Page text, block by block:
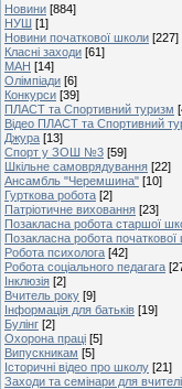
Новини [884]
НУШ [1]
Новини початкової школи [227]
Класні заходи [61]
МАН [14]
Олімпіади [6]
Конкурси [39]
ПЛАСТ та Спортивний туризм
Відео ПЛАСТ та Спортивний
Джура [13]
Спорт у ЗОШ №3 [59]
Шкільне самоврядування [22]
Ансамбль "Черемшина" [10]
Гурткова робота [2]
Патріотичне виховання [23]
Позакласна робота старшої
Позакласна робота
Робота психолога [42]
Робота соціального педагага
Інклюзія [2]
Вчитель року [9]
Інформація для батьків [19]
Булінг [2]
Охорона праці [5]
Випускникам [5]
Історичні відео про школу [21]
Заходи та семінари для